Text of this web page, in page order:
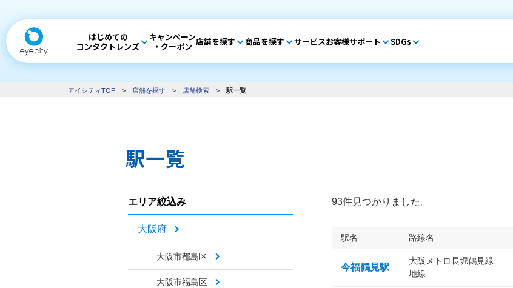
はじめての
コンタクトレンズ
キャンペーン
・クーポン 店舗を探す 商品を探す サービスお客様サポート SDGs
アイシティTOP > 店舗を探す > 店舗検索 > 駅一覧
駅一覧
エリア絞込み
大阪府
大阪市都島区
大阪市福島区
93件見つかりました。
駅名 路線名
今福鶴見駅
大阪メトロ長堀鶴見緑
地線